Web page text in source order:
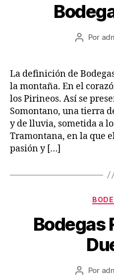
Autor
entrada
Por
La definición de
la montaña. En el
los Pirineos. Así se
Somontano, una tierra
y de lluvia, sometida a
Tramontana, en la que
pasión y […]
Bodegas
Autor
Por